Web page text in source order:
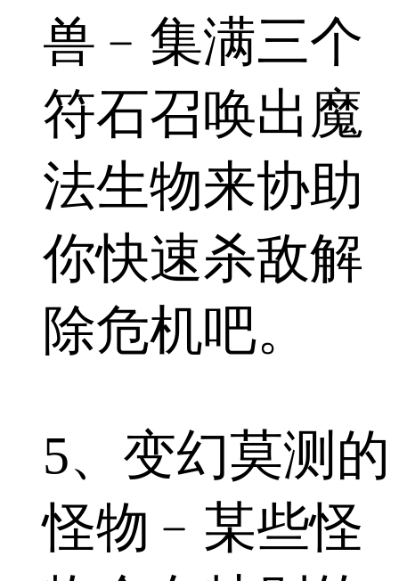
兽﹣集满三个
符石召唤出魔
法生物来协助
你快速杀敌解
除危机吧。
5、变幻莫测的
怪物﹣某些怪